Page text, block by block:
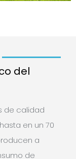
del
de calidad
en un 70
a
de